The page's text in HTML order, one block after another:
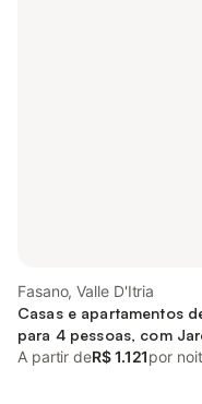
Fasano, Valle D'Itria
Casas e apartamentos
para 4 pessoas, com
A partir deR$ 1.121por